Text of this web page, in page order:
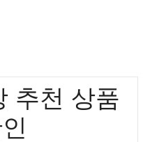
추천 상품